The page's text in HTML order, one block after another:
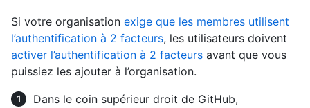
Si votre organisation exige que les membres utilisent
l’authentification à 2 facteurs, les utilisateurs doivent
activer l’authentification à 2 facteurs avant que vous
puissiez les ajouter à l’organisation.
Dans le coin supérieur droit de GitHub,